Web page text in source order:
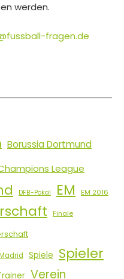
werden.
fragen.de
Borussia Dortmund
League
DFB-Pokal EM EM 2016
Finale
Spiele Spieler
Verein